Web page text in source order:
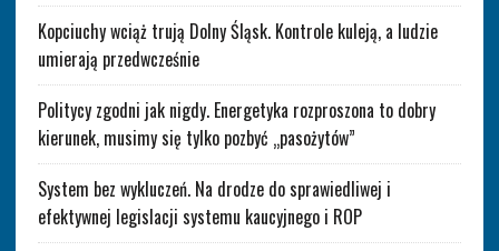
Kopciuchy wciąż trują Dolny Śląsk. Kontrole kuleją, a ludzie
umierają przedwcześnie
Politycy zgodni jak nigdy. Energetyka rozproszona to dobry
kierunek, musimy się tylko pozbyć „pasożytów”
System bez wykluczeń. Na drodze do sprawiedliwej i
efektywnej legislacji systemu kaucyjnego i ROP